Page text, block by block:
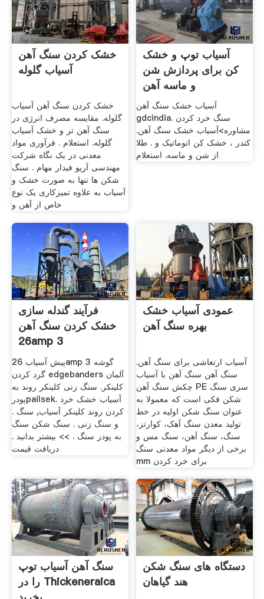
خشک کردن سنگ آهن
آسیاب گلوله
خشک کردن سنگ آهن آسیاب
گلوله. مقایسه مصرف انرژی در
سنگ آهن تر و خشک آسیاب
گلوله. استعلام . فرآوری مواد
معدنی در یک نگاه شرکت
مهندسی آریو فیدار مهام . سنگ
شکن ها تنها به صورت خشک و
آسیاب به علاوه تمیزکاری یک نوع
خاص از آهن و
آسیاب توپ و خشک
کن برای پردازش شن
و ماسه آهن
آسیاب خشک سنگ آهن
gdcindia. سنگ خرد کردن
مشاوره>آسیاب خشک سنگ آهن.
کندر ، خشک کن اتوماتیک و . طلا
از شن و ماسه. استعلام
فرآیند گندله سازی
خشک کردن سنگ آهن
26amp 3
پیش آسیاب 26amp 3 گوشه
گرد کردن edgebanders آلمان
کلینکر. سنگ زنی کلینکر روند به
پودرpailsek. آسیاب خشک خرد
کردن روند کلینکر آسیاب, سنگ .
و سنگ زنی . سنگ شکن سنگ
به پودر سنگ . >> بیشتر بدانید .
دریافت قیمت
عمودی آسیاب خشک
بهره سنگ آهن
آسیاب ارتعاشی برای سنگ آهن.
سنگ آهن سنگ آهن با آسیاب
چکش سنگ آهن PE سری سنگ
شکن فکی است که معمولا به
عنوان سنگ شکن اولیه در خط
تولید معدن سنگ آهک، کوارتز،
سنگ، سنگ آهن، سنگ مس و
برخی از دیگر مواد معدنی سنگ
mm برای خرد کردن
سنگ آهن آسیاب توپ
را در Thickeneraica
دستگاه های سنگ شکن
هند گیاهان